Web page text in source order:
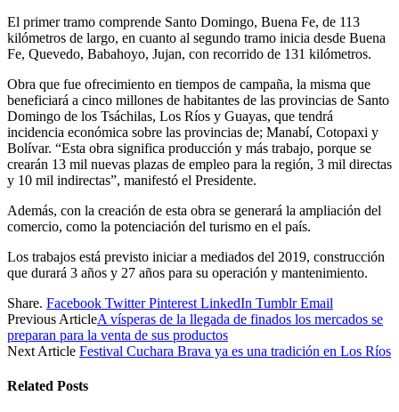
El primer tramo comprende Santo Domingo, Buena Fe, de 113
kilómetros de largo, en cuanto al segundo tramo inicia desde Buena
Fe, Quevedo, Babahoyo, Jujan, con recorrido de 131 kilómetros.
Obra que fue ofrecimiento en tiempos de campaña, la misma que
beneficiará a cinco millones de habitantes de las provincias de Santo
Domingo de los Tsáchilas, Los Ríos y Guayas, que tendrá
incidencia económica sobre las provincias de; Manabí, Cotopaxi y
Bolívar. “Esta obra significa producción y más trabajo, porque se
crearán 13 mil nuevas plazas de empleo para la región, 3 mil directas
y 10 mil indirectas”, manifestó el Presidente.
Además, con la creación de esta obra se generará la ampliación del
comercio, como la potenciación del turismo en el país.
Los trabajos está previsto iniciar a mediados del 2019, construcción
que durará 3 años y 27 años para su operación y mantenimiento.
Share. Facebook Twitter Pinterest LinkedIn Tumblr Email
Previous ArticleA vísperas de la llegada de finados los mercados se
preparan para la venta de sus productos
Next Article Festival Cuchara Brava ya es una tradición en Los Ríos
Related Posts